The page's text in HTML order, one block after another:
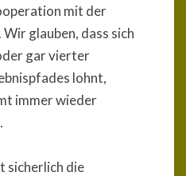
mit der
glauben, dass sich
gar vierter
lohnt,
immer wieder
sicherlich die